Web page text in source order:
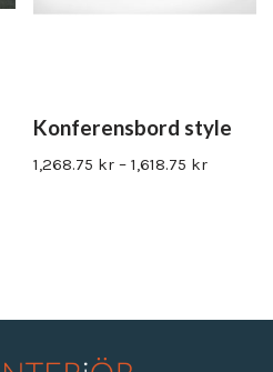
Konferensbord style
1,268.75 kr – 1,618.75 kr